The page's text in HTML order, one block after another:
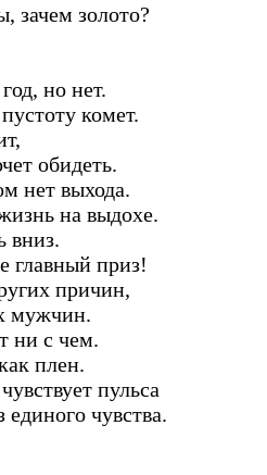
зачем золото?
но нет.
комет.
обидеть.
нет выхода.
на выдохе.
вниз.
главный приз!
причин,
мужчин.
ни с чем.
плен.
пульса
чувства.